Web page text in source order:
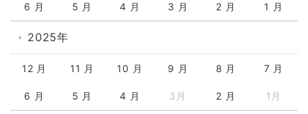
6 月 5 月 4 月 3 月 2 月 1 月
2025年
12 月 11 月 10 月 9 月 8 月 7 月
6 月 5 月 4 月 3月 2 月 1月